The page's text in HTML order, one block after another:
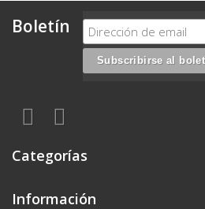
Boletín
Categorías
Información